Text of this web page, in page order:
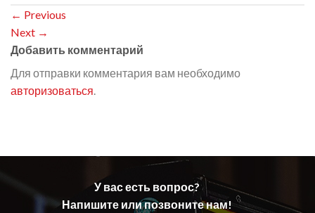
← Previous
Next →
Добавить комментарий
Для отправки комментария вам необходимо
авторизоваться.
У вас есть вопрос?
Напишите или позвоните нам!